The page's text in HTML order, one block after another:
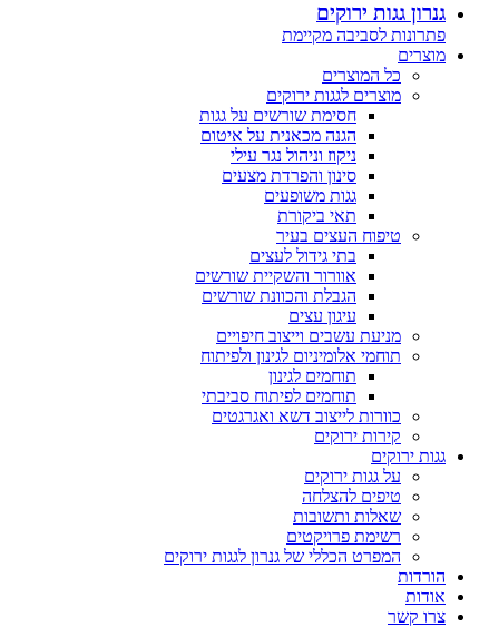
גנרון גגות ירוקים
פתרונות לסביבה מקיימת
מוצרים
כל המוצרים
מוצרים לגגות ירוקים
חסימת שורשים על גגות
הגנה מכאנית על איטום
ניקוז וניהול נגר עילי
סינון והפרדת מצעים
גגות משופעים
תאי ביקורת
טיפוח העצים בעיר
בתי גידול לעצים
אוורור והשקיית שורשים
הגבלת והכוונת שורשים
עיגון עצים
מניעת עשבים וייצוב חיפויים
תוחמי אלומיניום לגינון ולפיתוח
תוחמים לגינון
תוחמים לפיתוח סביבתי
כוורות לייצוב דשא ואגרגטים
קירות ירוקים
גגות ירוקים
על גגות ירוקים
טיפים להצלחה
שאלות ותשובות
רשימת פרויקטים
המפרט הכללי של גנרון לגגות ירוקים
הורדות
אודות
צרו קשר